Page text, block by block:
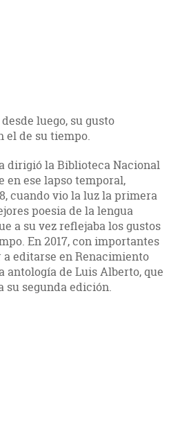
luego, su gusto
el de su tiempo.
dirigió la Biblioteca Nacional
en ese lapso temporal,
cuando vio la luz la primera
poesia de la lengua
a su vez reflejaba los gustos
En 2017, con importantes
editarse en Renacimiento
antología de Luis Alberto, que
su segunda edición.